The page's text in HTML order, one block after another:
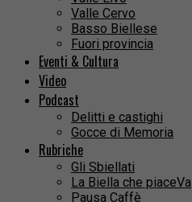
Valle Cervo
Basso Biellese
Fuori provincia
Eventi & Cultura
Video
Podcast
Delitti e castighi
Gocce di Memoria
Rubriche
Gli Sbiellati
La Biella che piaceVa
Pausa Caffè